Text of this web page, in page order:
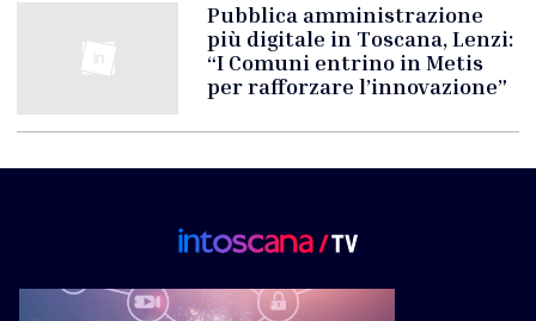
Pubblica amministrazione
più digitale in Toscana, Lenzi:
“I Comuni entrino in Metis
per rafforzare l’innovazione”